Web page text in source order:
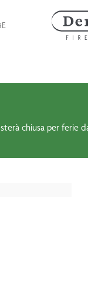
chiusa per